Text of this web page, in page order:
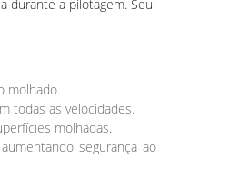
durante a pilotagem. Seu
molhado.
todas as velocidades.
molhadas.
segurança ao